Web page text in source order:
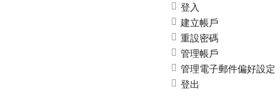
登入
建立帳戶
重設密碼
管理帳戶
管理電子郵件偏好設定
登出